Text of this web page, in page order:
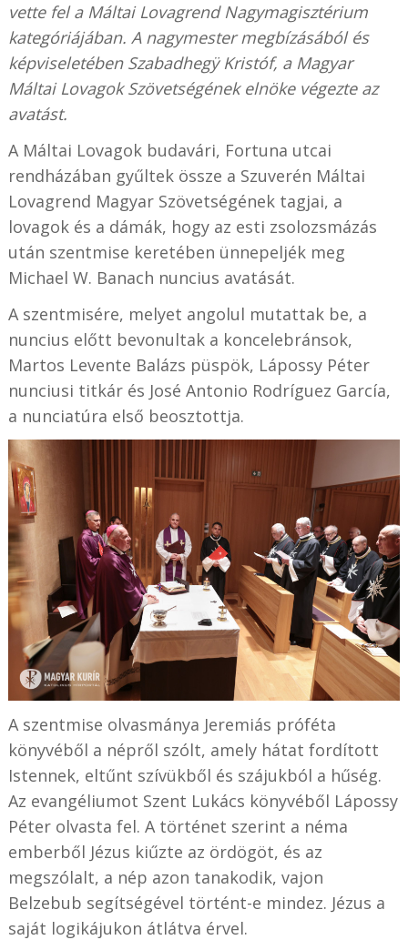
vette fel a Máltai Lovagrend Nagymagisztérium
kategóriájában. A nagymester megbízásából és
képviseletében Szabadhegÿ Kristóf, a Magyar
Máltai Lovagok Szövetségének elnöke végezte az
avatást.
A Máltai Lovagok budavári, Fortuna utcai
rendházában gyűltek össze a Szuverén Máltai
Lovagrend Magyar Szövetségének tagjai, a
lovagok és a dámák, hogy az esti zsolozsmázás
után szentmise keretében ünnepeljék meg
Michael W. Banach nuncius avatását.
A szentmisére, melyet angolul mutattak be, a
nuncius előtt bevonultak a koncelebránsok,
Martos Levente Balázs püspök, Lápossy Péter
nunciusi titkár és José Antonio Rodríguez García,
a nunciatúra első beosztottja.
A szentmise olvasmánya Jeremiás próféta
könyvéből a népről szólt, amely hátat fordított
Istennek, eltűnt szívükből és szájukból a hűség.
Az evangéliumot Szent Lukács könyvéből Lápossy
Péter olvasta fel. A történet szerint a néma
emberből Jézus kiűzte az ördögöt, és az
megszólalt, a nép azon tanakodik, vajon
Belzebub segítségével történt-e mindez. Jézus a
saját logikájukon átlátva érvel.